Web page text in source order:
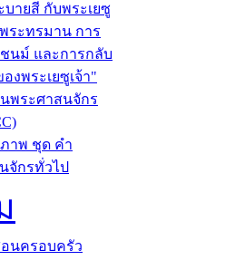
บายสี กับพระเยซู
ระทรมาน การ
นม์ และการกลับ
งพระเยซูเจ้า"
พระศาสนจักร
าพ ชุด คำ
จักรทั่วไป
นครอบครัว